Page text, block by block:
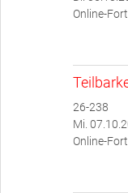
Online-
26-238
Mi.
Online-